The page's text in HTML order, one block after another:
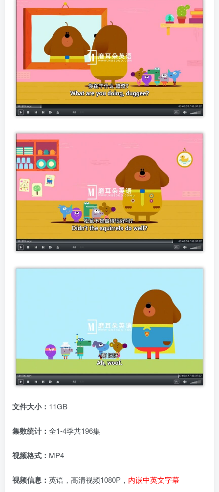
文件大小： 11GB
集数统计： 全1-4季共196集
视频格式： MP4
视频信息： 英语，高清视频1080P， 内嵌中英文字幕